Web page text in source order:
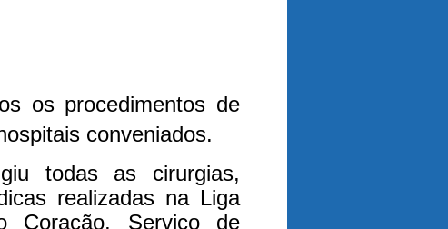
os procedimentos de
conveniados.
todas as cirurgias,
realizadas na Liga
Coração, Serviço de